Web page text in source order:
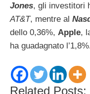
Jones, gli investitori
AT&T, mentre al
dello 0,36%, Apple,
ha guadagnato
Related Posts: